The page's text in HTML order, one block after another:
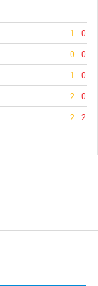
1 0
0 0
1 0
2 0
2 2